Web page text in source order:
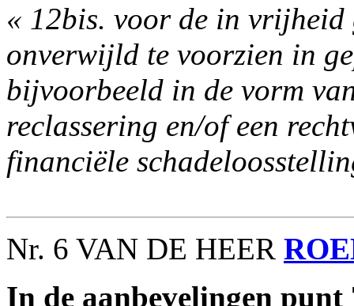
« 12bis. voor de in vrijheid
onverwijld te voorzien in
bijvoorbeeld in de vorm
reclassering en/of een
financiële
Nr. 6 VAN DE HEER
In de aanbevelingen